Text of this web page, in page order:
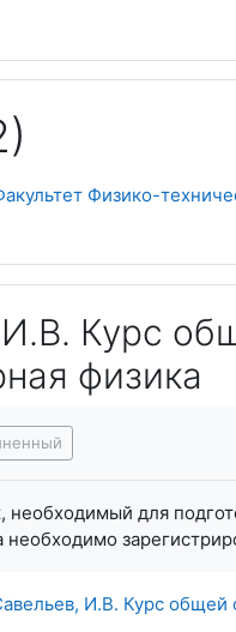
Физико-
Курс
физика
необходимый для
необходимо
И.В. Курс общей